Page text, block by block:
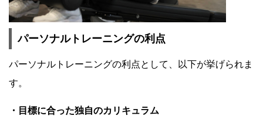
パーソナルトレーニングの利点
パーソナルトレーニングの利点として、以下が挙げられま
す。
目標に合った独自のカリキュラム